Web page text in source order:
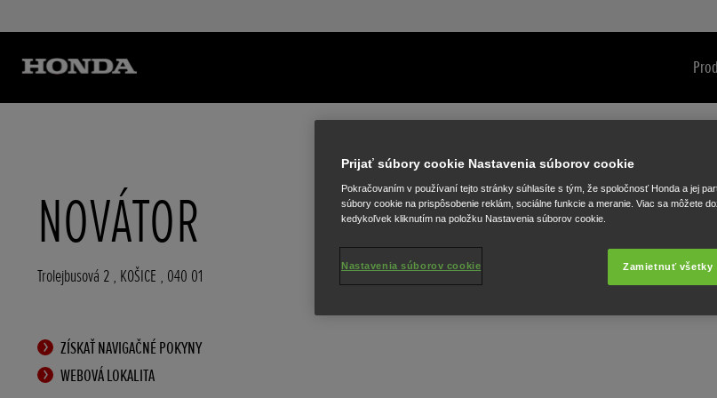
NOVÁTOR
Trolejbusová 2 , KOŠICE , 040 01
ZÍSKAŤ NAVIGAČNÉ POKYNY
WEBOVÁ LOKALITA
Prijať súbory cookie Nastavenia súborov cookie
Pokračovaním v používaní tejto stránky súhlasíte s tým, že spoločnosť Honda a jej
súbory cookie na prispôsobenie reklám, sociálne funkcie a meranie. Viac sa môžete
kedykoľvek kliknutím na položku Nastavenia súborov cookie.
Zamietnuť všetky
Nastavenia súborov cookie